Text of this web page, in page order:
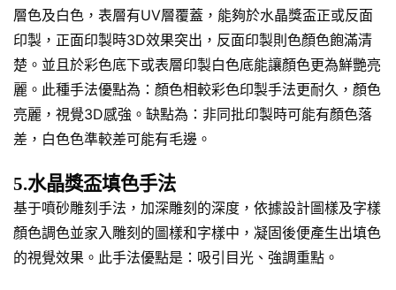
層色及白色，表層有UV層覆蓋，能夠於水晶獎盃正或反面
印製，正面印製時3D效果突出，反面印製則色顏色飽滿清
楚。並且於彩色底下或表層印製白色底能讓顏色更為鮮艷亮
麗。此種手法優點為：顏色相較彩色印製手法更耐久，顏色
亮麗，視覺3D感強。缺點為：非同批印製時可能有顏色落
差，白色色準較差可能有毛邊。
5.水晶獎盃填色手法
基于噴砂雕刻手法，加深雕刻的深度，依據設計圖樣及字樣
顏色調色並家入雕刻的圖樣和字樣中，凝固後便產生出填色
的視覺效果。此手法優點是：吸引目光、強調重點。